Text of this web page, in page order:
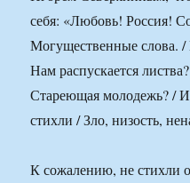
себя: «Любовь! Россия!
Могущественные слова.
Нам распускается
Стареющая молодежь? /
стихли / Зло, низость,
К сожалению, не стихли